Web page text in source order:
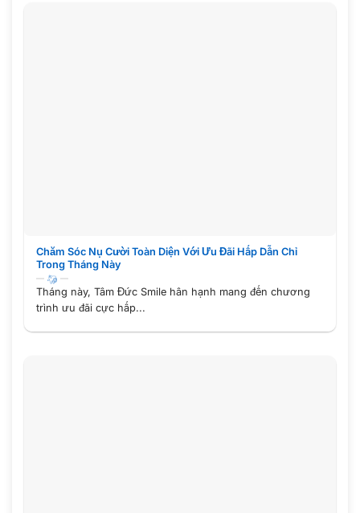
Chăm Sóc Nụ Cười Toàn Diện Với Ưu Đãi Hấp Dẫn Chỉ
Trong Tháng Này
Tháng này, Tâm Đức Smile hân hạnh mang đến chương
trình ưu đãi cực hấp...